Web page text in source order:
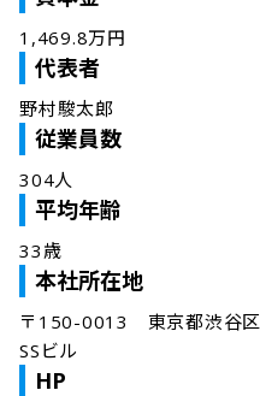
1,469.8万円
代表者
野村駿太郎
従業員数
304人
平均年齢
33歳
本社所在地
〒150-0013　東京都渋谷
SSビル
HP